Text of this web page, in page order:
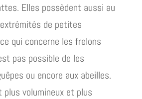
Elles possèdent aussi au
de petites
qui concerne les frelons
pas possible de les
ou encore aux abeilles.
plus volumineux et plus